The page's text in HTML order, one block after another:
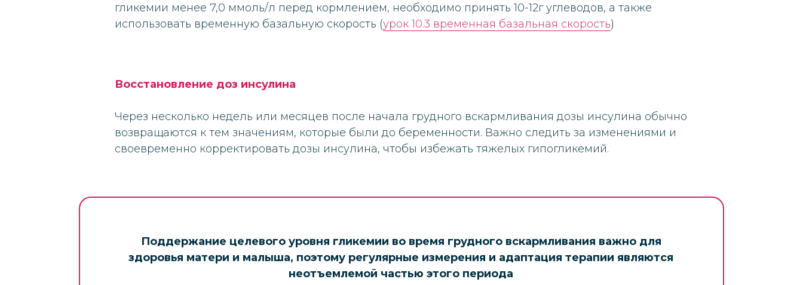
гликемии менее 7,0 ммоль/л перед кормлением, необходимо принять 10-12г углеводов, а также
использовать временную базальную скорость (урок 10.3 временная базальная скорость)
Восстановление доз инсулина
Через несколько недель или месяцев после начала грудного вскармливания дозы инсулина обычно
возвращаются к тем значениям, которые были до беременности. Важно следить за изменениями и
своевременно корректировать дозы инсулина, чтобы избежать тяжелых гипогликемий.
Поддержание целевого уровня гликемии во время грудного вскармливания важно для
здоровья матери и малыша, поэтому регулярные измерения и адаптация терапии являются
неотъемлемой частью этого периода